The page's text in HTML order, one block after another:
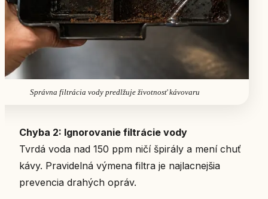
Správna filtrácia vody predlžuje životnosť kávovaru
Chyba 2: Ignorovanie filtrácie vody
Tvrdá voda nad 150 ppm ničí špirály a mení chuť
kávy. Pravidelná výmena filtra je najlacnejšia
prevencia drahých opráv.